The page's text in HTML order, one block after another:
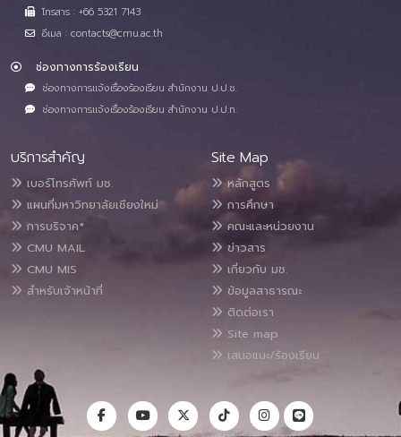
โทรสาร : +66 5321 7143
อีเมล : contacts@cmu.ac.th
ช่องทางการร้องเรียน
ช่องทางการแจ้งเรื่องร้องเรียน สำนักงาน ป.ป.ช.
ช่องทางการแจ้งเรื่องร้องเรียน สำนักงาน ป.ป.ท.
บริการสำคัญ
เบอร์โทรศัพท์ มช.
แผนที่มหาวิทยาลัยเชียงใหม่
การบริจาค*
CMU MAIL
CMU MIS
สำหรับเจ้าหน้าที่
Site Map
หลักสูตร
การศึกษา
คณะและหน่วยงาน
ข่าวสาร
เกี่ยวกับ มช.
ข้อมูลสาธารณะ
ติดต่อเรา
Site map
เสนอแนะ/ร้องเรียน